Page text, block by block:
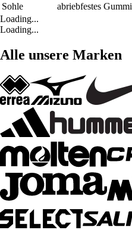
Sohle
abriebfestes Gummi
Loading...
Loading...
Alle unsere Marken